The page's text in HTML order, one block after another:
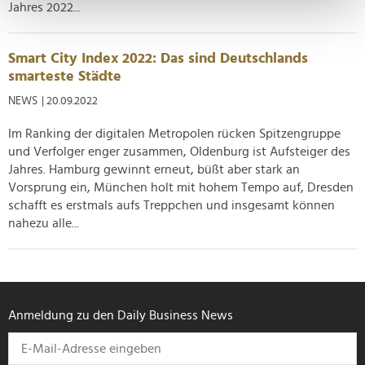
Erfahren Sie mehr darüber, wie Ihre persönlichen Daten
verarbeitet werden, und legen Sie Ihre Präferenzen im
Abschnitt Einzelheiten fest.
Wir verwenden Cookies, um Inhalte und Anzeigen zu
zu können und die Zugriffe auf unsere Website zu
analysieren. Außerdem geben wir Informationen zu Ihrer
Verwendung unserer Website an unsere Partner für
soziale Medien, Werbung und Analysen weiter. Unsere
Partner führen diese Informationen möglicherweise mit
weiteren Daten zusammen, die Sie ihnen bereitgestellt
haben oder die sie im Rahmen Ihrer Nutzung der Dienste
Jahres 2022...
Smart City Index 2022: Das sind Deutschlands
smarteste Städte
NEWS | 20.09.2022
Im Ranking der digitalen Metropolen rücken Spitzengruppe
und Verfolger enger zusammen, Oldenburg ist Aufsteiger des
Jahres. Hamburg gewinnt erneut, büßt aber stark an
Vorsprung ein, München holt mit hohem Tempo auf, Dresden
schafft es erstmals aufs Treppchen und insgesamt können
nahezu alle...
Anmeldung zu den Daily Business News